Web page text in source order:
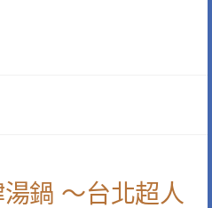
鍋 ～台北超人